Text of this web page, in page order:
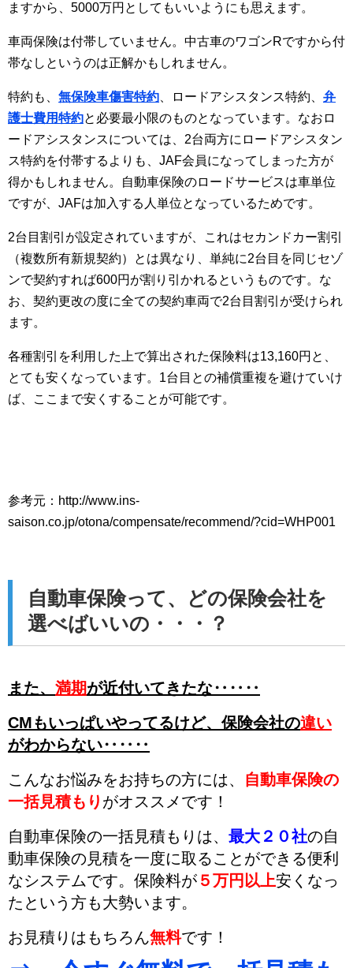
ますから、5000万円としてもいいようにも思えます。
車両保険は付帯していません。中古車のワゴンRですから付
帯なしというのは正解かもしれません。
特約も、 無保険車傷害特約 、ロードアシスタンス特約、 弁
護士費用特約と必要最小限のものとなっています。なおロ
ードアシスタンスについては、2台両方にロードアシスタン
ス特約を付帯するよりも、JAF会員になってしまった方が
得かもしれません。自動車保険のロードサービスは車単位
ですが、JAFは加入する人単位となっているためです。
2台目割引が設定されていますが、これはセカンドカー割引
（複数所有新規契約）とは異なり、単純に2台目を同じセゾ
ンで契約すれば600円が割り引かれるというものです。な
お、契約更改の度に全ての契約車両で2台目割引が受けられ
ます。
各種割引を利用した上で算出された保険料は13,160円と、
とても安くなっています。1台目との補償重複を避けていけ
ば、ここまで安くすることが可能です。
参考元：http://www.ins-
saison.co.jp/otona/compensate/recommend/?cid=WHP001
自動車保険って、どの保険会社を
選べばいいの・・・？
また、 満期が近付いてきたな‥‥‥
CMもいっぱいやってるけど、保険会社の違い
がわからない‥‥‥
こんなお悩みをお持ちの方には、 自動車保険の
一括見積もり がオススメです！
自動車保険の一括見積もりは、 最大２０社の自
動車保険の見積を一度に取ることができる便利
なシステムです。 保険料が ５万円以上安くなっ
た という方も大勢います。
お見積りはもちろん無料です！